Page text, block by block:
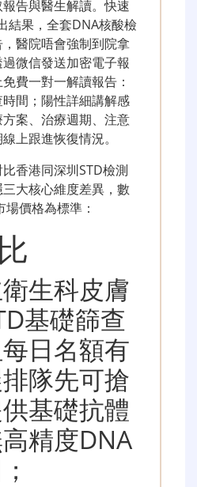
告與醫生解讀。快速
結果，全套DNA核酸檢
醫院唔會強制到院拿
微信發送加密電子報
費一對一解讀報告：
間；陽性詳細講解感
案、治療週期、注意
上跟進恢復情況。
香港同深圳STD檢測
大核心維度差異，數
價格為標準：
生科皮膚
基礎篩查
日名額有
隊先可搶
基礎抗體
精度DNA